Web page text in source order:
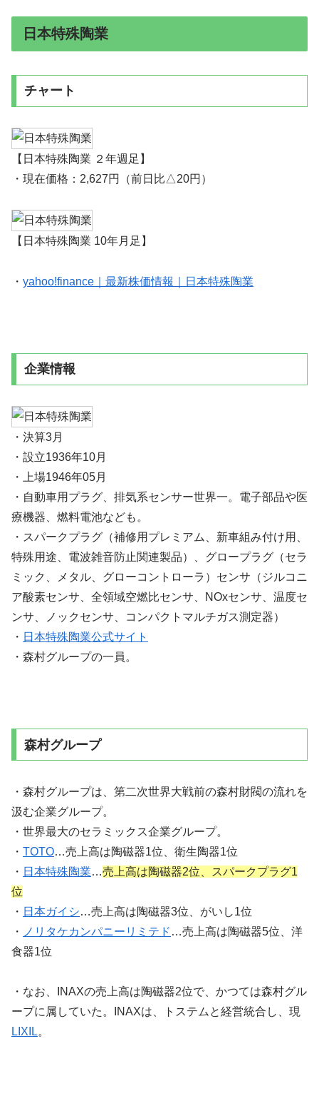
日本特殊陶業
チャート
【日本特殊陶業 ２年週足】
・現在価格：2,627円（前日比△20円）
【日本特殊陶業 10年月足】
・ yahoo!finance｜最新株価情報｜日本特殊陶業
企業情報
・決算3月
・設立1936年10月
・上場1946年05月
・自動車用プラグ、排気系センサー世界一。電子部品や医
療機器、燃料電池なども。
・スパークプラグ（補修用プレミアム、新車組み付け用、
特殊用途、電波雑音防止関連製品）、グロープラグ（セラ
ミック、メタル、グローコントローラ）センサ（ジルコニ
ア酸素センサ、全領域空燃比センサ、NOxセンサ、温度セ
ンサ、ノックセンサ、コンパクトマルチガス測定器）
・ 日本特殊陶業公式サイト
・森村グループの一員。
森村グループ
・森村グループは、第二次世界大戦前の森村財閥の流れを
汲む企業グループ。
・世界最大のセラミックス企業グループ。
・ TOTO…売上高は陶磁器1位、衛生陶器1位
・ 日本特殊陶業…売上高は陶磁器2位、スパークプラグ1
位
・ 日本ガイシ…売上高は陶磁器3位、がいし1位
・ ノリタケカンパニーリミテド …売上高は陶磁器5位、洋
食器1位
・なお、INAXの売上高は陶磁器2位で、かつては森村グル
ープに属していた。INAXは、トステムと経営統合し、現
LIXIL。